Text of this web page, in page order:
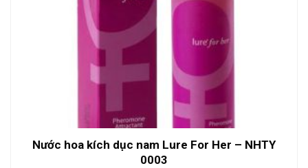
Nước hoa kích dục nam Lure For Her – NHTY
0003